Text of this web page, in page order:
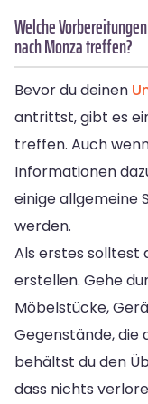
Welche
nach Monza treffen?
Bevor du deinen
antrittst, gibt es
treffen. Auch
Informationen
einige allgemeine
werden.
Als erstes solltest
erstellen. Gehe
Möbelstücke,
Gegenstände,
behältst du den
dass nichts